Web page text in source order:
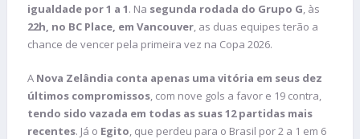
igualdade por 1 a 1. Na segunda rodada do Grupo G, às
22h, no BC Place, em Vancouver, as duas equipes terão a
chance de vencer pela primeira vez na Copa 2026.
A Nova Zelândia conta apenas uma vitória em seus dez
últimos compromissos, com nove gols a favor e 19 contra,
tendo sido vazada em todas as suas 12 partidas mais
recentes. Já o Egito, que perdeu para o Brasil por 2 a 1 em 6